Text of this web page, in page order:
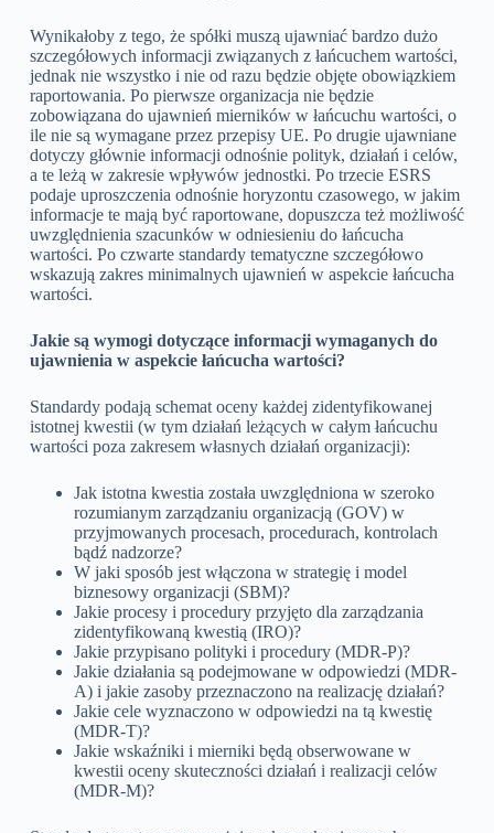
Wynikałoby z tego, że spółki muszą ujawniać bardzo dużo
szczegółowych informacji związanych z łańcuchem wartości,
jednak nie wszystko i nie od razu będzie objęte obowiązkiem
raportowania. Po pierwsze organizacja nie będzie
zobowiązana do ujawnień mierników w łańcuchu wartości, o
ile nie są wymagane przez przepisy UE. Po drugie ujawniane
dotyczy głównie informacji odnośnie polityk, działań i celów,
a te leżą w zakresie wpływów jednostki. Po trzecie ESRS
podaje uproszczenia odnośnie horyzontu czasowego, w jakim
informacje te mają być raportowane, dopuszcza też możliwość
uwzględnienia szacunków w odniesieniu do łańcucha
wartości. Po czwarte standardy tematyczne szczegółowo
wskazują zakres minimalnych ujawnień w aspekcie łańcucha
wartości.
Jakie są wymogi dotyczące informacji wymaganych do
ujawnienia w aspekcie łańcucha wartości?
Standardy podają schemat oceny każdej zidentyfikowanej
istotnej kwestii (w tym działań leżących w całym łańcuchu
wartości poza zakresem własnych działań organizacji):
Jak istotna kwestia została uwzględniona w szeroko
rozumianym zarządzaniu organizacją (GOV) w
przyjmowanych procesach, procedurach, kontrolach
bądź nadzorze?
W jaki sposób jest włączona w strategię i model
biznesowy organizacji (SBM)?
Jakie procesy i procedury przyjęto dla zarządzania
zidentyfikowaną kwestią (IRO)?
Jakie przypisano polityki i procedury (MDR-P)?
Jakie działania są podejmowane w odpowiedzi (MDR-
A) i jakie zasoby przeznaczono na realizację działań?
Jakie cele wyznaczono w odpowiedzi na tą kwestię
(MDR-T)?
Jakie wskaźniki i mierniki będą obserwowane w
kwestii oceny skuteczności działań i realizacji celów
(MDR-M)?